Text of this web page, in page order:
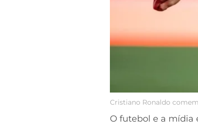
Cristiano Ronaldo
O futebol e a mídia